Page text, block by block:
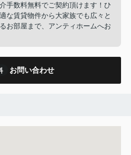
手数料無料でご契約頂けます！ひ
な賃貸物件から大家族でも広々と
お部屋まで、アンティホームへお
お問い合わせ